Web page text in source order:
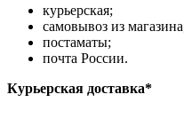
курьерская;
самовывоз из
постаматы;
почта России.
Курьерская доставка*